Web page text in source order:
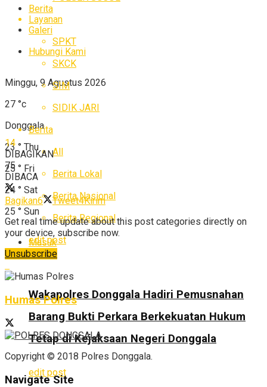
Berita
Galeri
Hubungi Kami
Minggu, 9 Agustus 2026
27 °c
Donggala
23 ° Thu
25 ° Fri
24 ° Sat
25 ° Sun
Masuk
Layanan
SPKT
SKCK
SIM
SIDIK JARI
Berita
All
Berita Lokal
Berita Nasional
Berita Regional
edit post
Wakapolres Donggala Hadiri Pemusnahan
Barang Bukti Perkara Berkekuatan Hukum
Tetap di Kejaksaan Negeri Donggala
edit post
14
DIBAGIKAN
75
DIBACA
Bagikan6 Tweet4Kirim
Get real time update about this post categories directly on
your device, subscribe now.
Unsubscribe
Humas Polres
Copyright © 2018 Polres Donggala.
Navigate Site